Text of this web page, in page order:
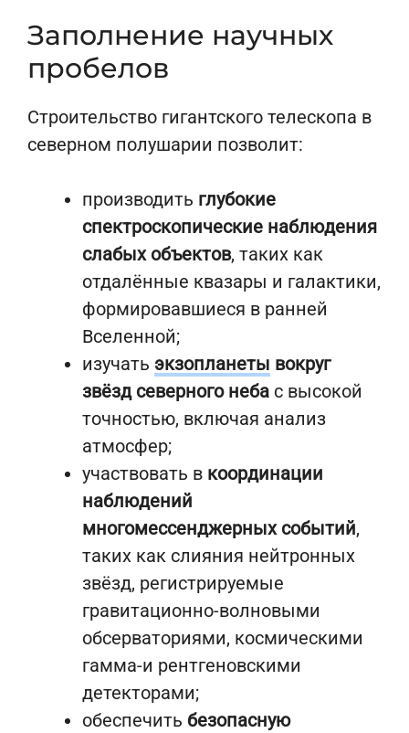
Заполнение научных
пробелов
Строительство гигантского телескопа в
северном полушарии позволит:
производить глубокие
спектроскопические наблюдения
слабых объектов, таких как
отдалённые квазары и галактики,
формировавшиеся в ранней
Вселенной;
изучать экзопланеты вокруг
звёзд северного неба с высокой
точностью, включая анализ
атмосфер;
участвовать в координации
наблюдений
многомессенджерных событий,
таких как слияния нейтронных
звёзд, регистрируемые
гравитационно-волновыми
обсерваториями, космическими
гамма-и рентгеновскими
детекторами;
обеспечить безопасную